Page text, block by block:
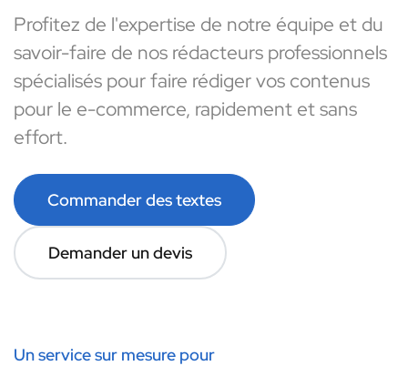
Profitez de l'expertise de notre équipe et du
savoir-faire de nos rédacteurs professionnels
spécialisés pour faire rédiger vos contenus
pour le e-commerce, rapidement et sans
effort.
Commander des textes
Demander un devis
Un service sur mesure pour